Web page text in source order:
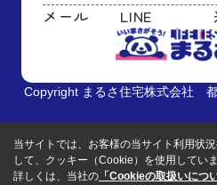
メール LINE
Copyright まるさ住宅株式会社
当サイトでは、お客様の当サイト利用状
して、クッキー（Cookie）を使用していま
詳しくは、当社の 「Cookieの取扱いにつ